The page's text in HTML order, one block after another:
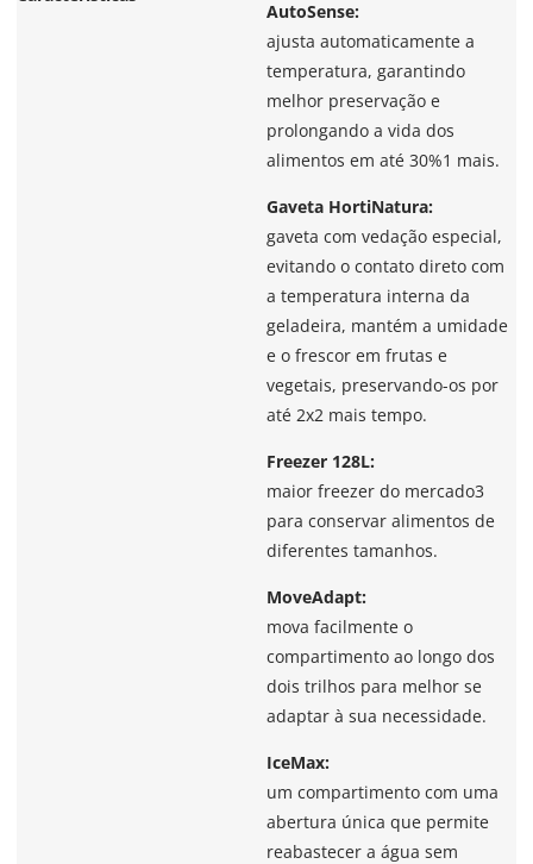
AutoSense:
ajusta automaticamente a
temperatura, garantindo
melhor preservação e
prolongando a vida dos
alimentos em até 30%1 mais.
Gaveta HortiNatura:
gaveta com vedação especial,
evitando o contato direto com
a temperatura interna da
geladeira, mantém a umidade
e o frescor em frutas e
vegetais, preservando-os por
até 2x2 mais tempo.
Freezer 128L:
maior freezer do mercado3
para conservar alimentos de
diferentes tamanhos.
MoveAdapt:
mova facilmente o
compartimento ao longo dos
dois trilhos para melhor se
adaptar à sua necessidade.
IceMax:
um compartimento com uma
abertura única que permite
reabastecer a água sem